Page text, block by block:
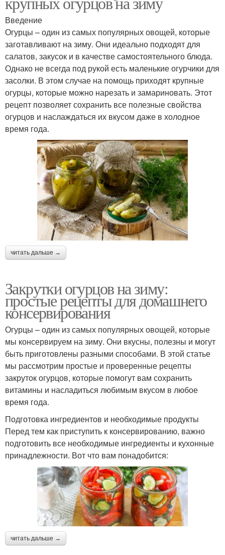
Введение
Огурцы – один из самых популярных овощей, которые
заготавливают на зиму. Они идеально подходят для
салатов, закусок и в качестве самостоятельного блюда.
Однако не всегда под рукой есть маленькие огурчики для
засолки. В этом случае на помощь приходят крупные
огурцы, которые можно нарезать и замариновать. Этот
рецепт позволяет сохранить все полезные свойства
огурцов и наслаждаться их вкусом даже в холодное
время года.
читать дальше →
Закрутки огурцов на зиму:
простые рецепты для домашнего
консервирования
Огурцы – один из самых популярных овощей, которые
мы консервируем на зиму. Они вкусны, полезны и могут
быть приготовлены разными способами. В этой статье
мы рассмотрим простые и проверенные рецепты
закруток огурцов, которые помогут вам сохранить
витамины и насладиться любимым вкусом в любое
время года.
Подготовка ингредиентов и необходимые продукты
Перед тем как приступить к консервированию, важно
подготовить все необходимые ингредиенты и кухонные
принадлежности. Вот что вам понадобится:
читать дальше →